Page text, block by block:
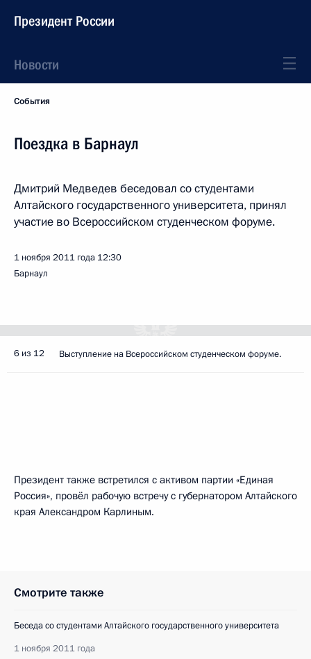
Президент России
Новости
События
Поездка в Барнаул
Дмитрий Медведев беседовал со студентами
Алтайского государственного университета, принял
участие во Всероссийском студенческом форуме.
1 ноября 2011 года 12:30
Барнаул
6 из 12 Выступление на Всероссийском студенческом форуме.
Президент также встретился с активом партии «Единая
Россия», провёл рабочую встречу с губернатором Алтайского
края Александром Карлиным.
Смотрите также
Беседа со студентами Алтайского государственного университета
1 ноября 2011 года